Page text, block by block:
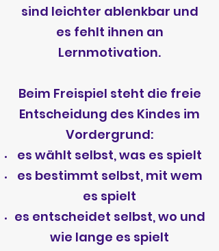
sind leichter ablenkbar und
es fehlt ihnen an
Lernmotivation.
Beim Freispiel steht die freie
Entscheidung des Kindes im
Vordergrund:
es wählt selbst, was es spielt
es bestimmt selbst, mit wem
es spielt
es entscheidet selbst, wo und
wie lange es spielt